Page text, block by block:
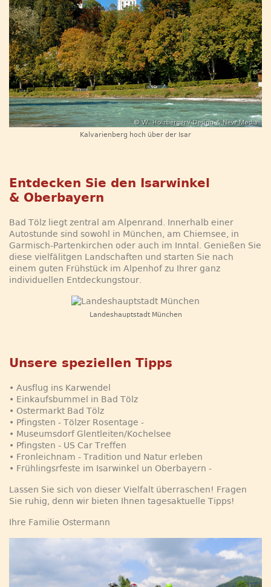
Kalvarienberg hoch über der Isar
Entdecken Sie den Isarwinkel
& Oberbayern
Bad Tölz liegt zentral am Alpenrand. Innerhalb einer
Autostunde sind sowohl in München, am Chiemsee, in
Garmisch-Partenkirchen oder auch im Inntal. Genießen Sie
diese vielfälitgen Landschaften und starten Sie nach
einem guten Frühstück im Alpenhof zu Ihrer ganz
individuellen Entdeckungstour.
Landeshauptstadt München
Unsere speziellen Tipps
• Ausflug ins Karwendel
• Einkaufsbummel in Bad Tölz
• Ostermarkt Bad Tölz
• Pfingsten - Tölzer Rosentage -
• Museumsdorf Glentleiten/Kochelsee
• Pfingsten - US Car Treffen
• Fronleichnam - Tradition und Natur erleben
• Frühlingsrfeste im Isarwinkel un Oberbayern -
Lassen Sie sich von dieser Vielfalt überraschen! Fragen
Sie ruhig, denn wir bieten Ihnen tagesaktuelle Tipps!
Ihre Familie Ostermann